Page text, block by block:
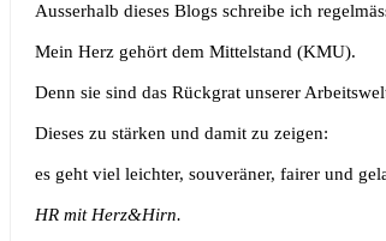
Ausserhalb dieses Blogs schreibe ich
Mein Herz gehört dem Mittelstand (KMU).
Denn sie sind das Rückgrat unserer
Dieses zu stärken und damit zu zeigen:
es geht viel leichter, souveräner, fairer und
HR mit Herz&Hirn.